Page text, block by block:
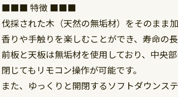
■■■ 特徴 ■■■
伐採された木（天然の無垢材）をそのまま
香りや手触りを楽しむことができ、寿命の
前板と天板は無垢材を使用しており、中央
閉じてもリモコン操作が可能です。
また、ゆっくりと開閉するソフトダウンス